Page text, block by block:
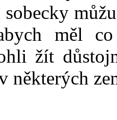
měl co
žít
některých